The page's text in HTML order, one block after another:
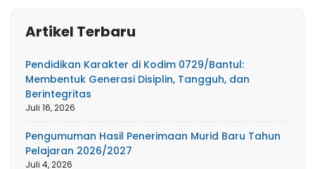
Artikel Terbaru
Pendidikan Karakter di Kodim 0729/Bantul:
Membentuk Generasi Disiplin, Tangguh, dan
Berintegritas
Juli 16, 2026
Pengumuman Hasil Penerimaan Murid Baru Tahun
Pelajaran 2026/2027
Juli 4, 2026